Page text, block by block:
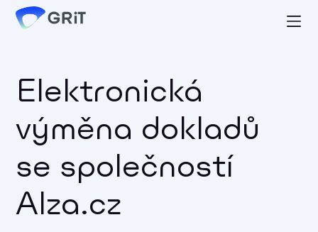
Elektronická
výměna dokladů
se společností
Alza.cz